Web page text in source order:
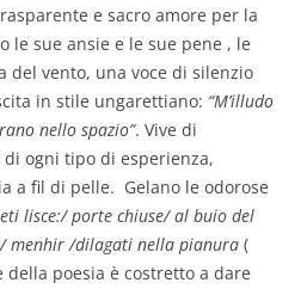
e sacro amore per la
le sue ansie e le sue pene , le
del vento, una voce di silenzio
in stile ungarettiano: “M’illudo
nello spazio”. Vive di
ogni tipo di esperienza,
a fil di pelle. Gelano le odorose
lisce:/ porte chiuse/ al buio del
menhir /dilagati nella pianura (
della poesia è costretto a dare